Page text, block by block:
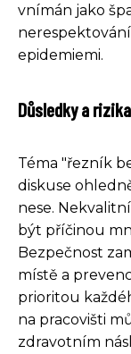
vnímán jako
epidemiemi.
Důsledky a rizika
Téma "řezník
diskuse
nese.
být příčinou
Bezpečnost
místě a
prioritou
na pracovišti
zdravotním